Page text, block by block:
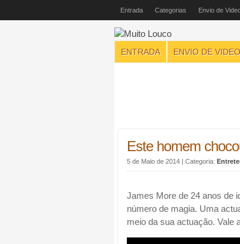
Entrada Categorias Envio de
ENTRADA ENVIO DE
Este homem
5 de Maio de 2014 | Categoria:
James More de 24 anos de
número de magia. Uma
meio da sua actuação. Vale